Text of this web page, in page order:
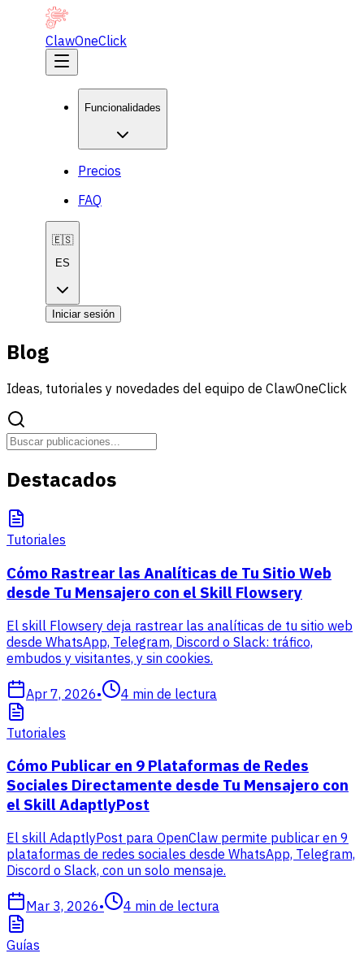
ClawOneClick
Funcionalidades
Precios
FAQ
🇪🇸
ES
Iniciar sesión
Blog
Ideas, tutoriales y novedades del equipo de ClawOneClick
Destacados
Tutoriales
Cómo Rastrear las Analíticas de Tu Sitio Web
desde Tu Mensajero con el Skill Flowsery
El skill Flowsery deja rastrear las analíticas de tu sitio web
desde WhatsApp, Telegram, Discord o Slack: tráfico,
embudos y visitantes, y sin cookies.
Apr 7, 2026• 4 min de lectura
Tutoriales
Cómo Publicar en 9 Plataformas de Redes
Sociales Directamente desde Tu Mensajero con
el Skill AdaptlyPost
El skill AdaptlyPost para OpenClaw permite publicar en 9
plataformas de redes sociales desde WhatsApp, Telegram,
Discord o Slack, con un solo mensaje.
Mar 3, 2026• 4 min de lectura
Guías